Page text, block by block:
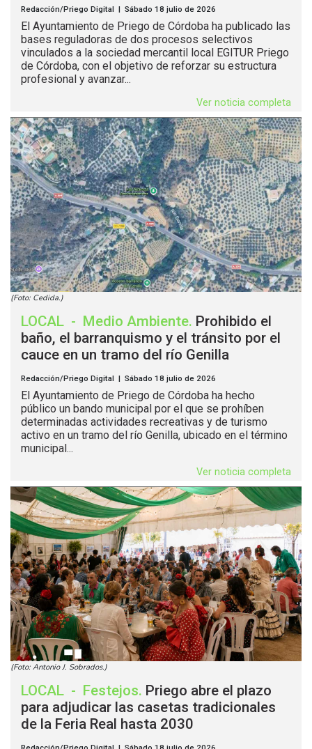
Redacción/Priego Digital | Sábado 18 julio de 2026
El Ayuntamiento de Priego de Córdoba ha publicado las
bases reguladoras de dos procesos selectivos
vinculados a la sociedad mercantil local EGITUR Priego
de Córdoba, con el objetivo de reforzar su estructura
profesional y avanzar...
Ver noticia completa
(Foto: Cedida.)
LOCAL - Medio Ambiente. Prohibido el
baño, el barranquismo y el tránsito por el
cauce en un tramo del río Genilla
Redacción/Priego Digital | Sábado 18 julio de 2026
El Ayuntamiento de Priego de Córdoba ha hecho
público un bando municipal por el que se prohíben
determinadas actividades recreativas y de turismo
activo en un tramo del río Genilla, ubicado en el término
municipal...
Ver noticia completa
(Foto: Antonio J. Sobrados.)
LOCAL - Festejos. Priego abre el plazo
para adjudicar las casetas tradicionales
de la Feria Real hasta 2030